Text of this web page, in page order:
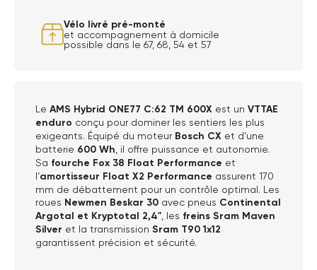
Vélo livré pré-monté
et accompagnement à domicile
possible dans le 67, 68, 54 et 57
Le AMS Hybrid ONE77 C:62 TM 600X est un VTTAE
enduro conçu pour dominer les sentiers les plus
exigeants. Équipé du moteur Bosch CX et d’une
batterie 600 Wh , il offre puissance et autonomie.
Sa fourche Fox 38 Float Performance et
l’amortisseur Float X2 Performance assurent 170
mm de débattement pour un contrôle optimal. Les
roues Newmen Beskar 30 avec pneus Continental
Argotal et Kryptotal 2,4" , les freins Sram Maven
Silver et la transmission Sram T90 1x12
garantissent précision et sécurité.